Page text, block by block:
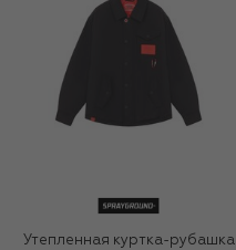
Утепленная куртка-рубашка